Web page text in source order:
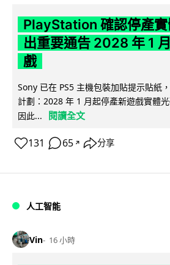
PlayStation 確認停產
出重要通告 2028 年 1
戲
Sony 已在 PS5 主機包裝加貼提示貼紙
計劃：2028 年 1 月起停產新遊戲實體
因此...
閱讀全文
131 65 ↗ 分享
人工智能
Vin 16 小時